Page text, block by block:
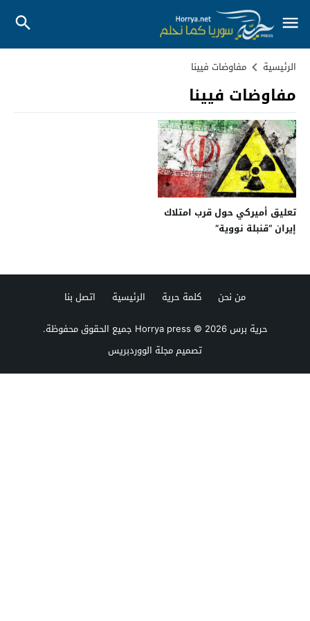
الرئيسية مفاوضات فيينا
مفاوضات فيينا
تعليق أميركي حول قرب امتلاك
إيران “قنبلة نووية”
من نحن كلمة حرية الرئيسية
اتصل بنا
حرية برس Horrya press© 2026 جميع الحقوق محفوظة.
تصميممجلة الووردبريس